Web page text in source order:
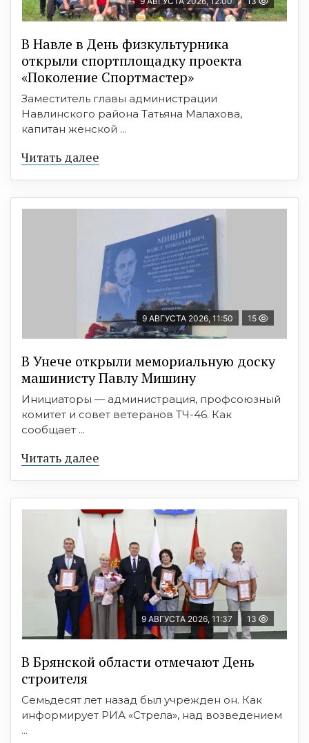
В Навле в День физкультурника
открыли спортплощадку проекта
«Поколение Спортмастер»
Заместитель главы администрации
Навлинского района Татьяна Малахова,
капитан женской ...
Читать далее
9 АВГУСТА 2026, 11:50 15
В Унече открыли мемориальную доску
машинисту Павлу Мишину
Инициаторы — администрация, профсоюзный
комитет и совет ветеранов ТЧ-46. Как
сообщает ...
Читать далее
9 АВГУСТА 2026, 11:37 13
В Брянской области отмечают День
строителя
Семьдесят лет назад был учрежден он. Как
информирует РИА «Стрела», над возведением
...